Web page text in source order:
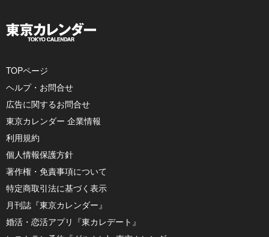
TOPページ
ヘルプ・お問合せ
広告に関するお問合せ
東京カレンダー 企業情報
利用規約
個人情報保護方針
著作権・免責事項について
特定商取引法に基づく表示
月刊誌『東京カレンダー』
婚活・恋活アプリ『東カレデート』